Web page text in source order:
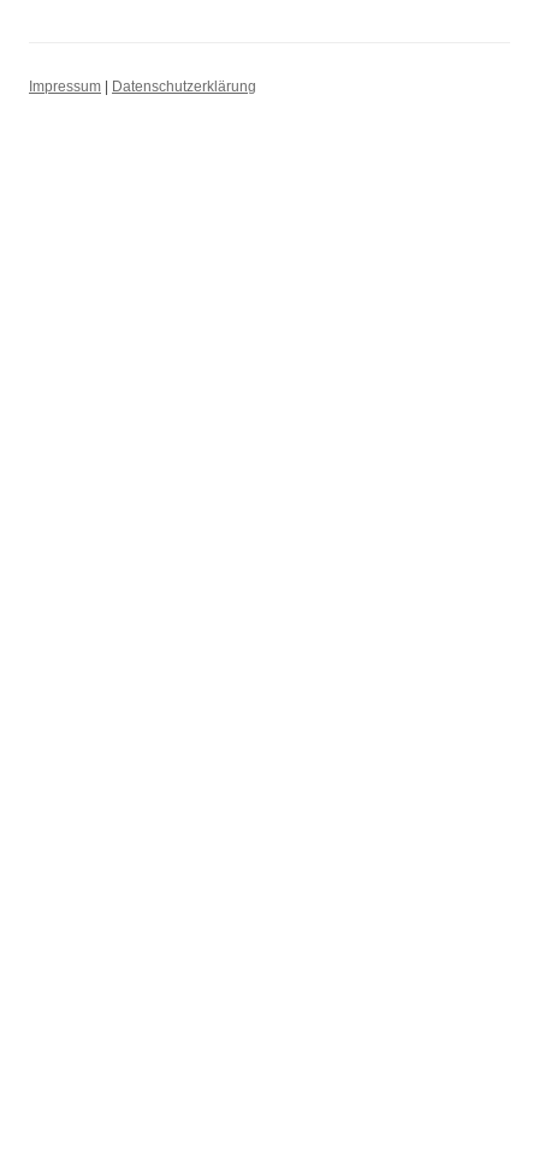
Impressum Datenschutzerklärung